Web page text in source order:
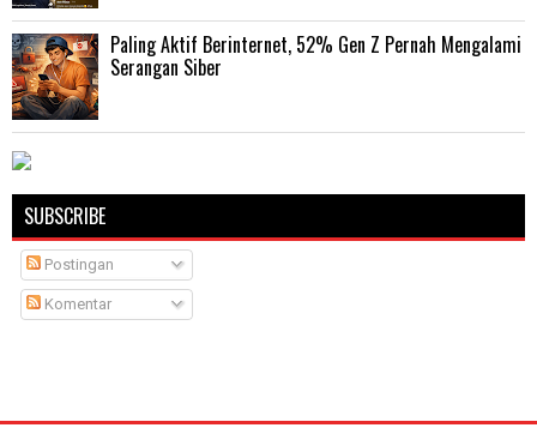
Paling Aktif Berinternet, 52% Gen Z Pernah Mengalami
Serangan Siber
SUBSCRIBE
Postingan
Komentar